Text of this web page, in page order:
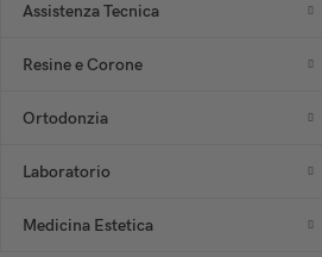
Assistenza Tecnica
Resine e Corone
Ortodonzia
Laboratorio
Medicina Estetica